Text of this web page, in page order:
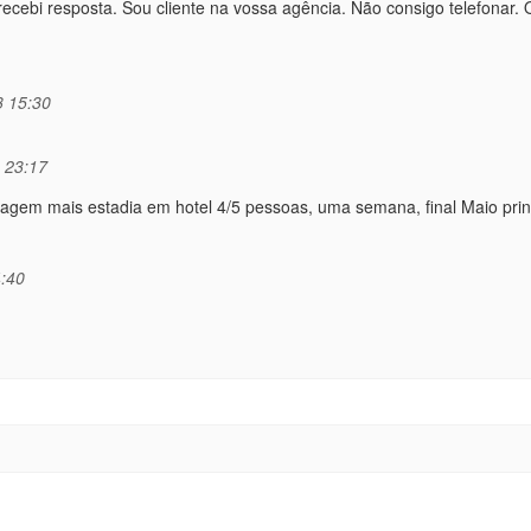
resposta. Sou cliente na vossa agência. Não consigo telefonar.
15:30
mais estadia em hotel 4/5 pessoas, uma semana, final Maio